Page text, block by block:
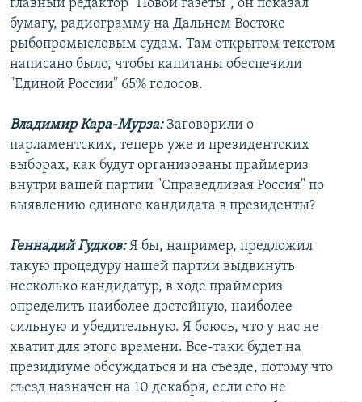
главный редактор "Новой газеты", он показал
бумагу, радиограмму на Дальнем Востоке
рыбопромысловым судам. Там открытом текстом
написано было, чтобы капитаны обеспечили
"Единой России" 65% голосов.
Владимир Кара-Мурза:Заговорили о
парламентских, теперь уже и президентских
выборах, как будут организованы праймериз
внутри вашей партии "Справедливая Россия" по
выявлению единого кандидата в президенты?
Геннадий Гудков:Я бы, например, предложил
такую процедуру нашей партии выдвинуть
несколько кандидатур, в ходе праймериз
определить наиболее достойную, наиболее
сильную и убедительную. Я боюсь, что у нас не
хватит для этого времени. Все-таки будет на
президиуме обсуждаться и на съезде, потому что
съезд назначен на 10 декабря, если его не